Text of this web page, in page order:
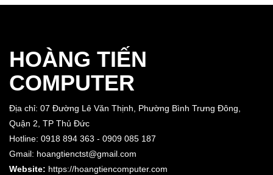
HOÀNG TIẾN
COMPUTER
Địa chỉ: 07 Đường Lê Văn Thịnh, Phường Bình Trưng Đông,
Quận 2, TP Thủ Đức
Hotline: 0918 894 363 - 0909 085 187
Gmail: hoangtienctst@gmail.com
Website: https://hoangtiencomputer.com